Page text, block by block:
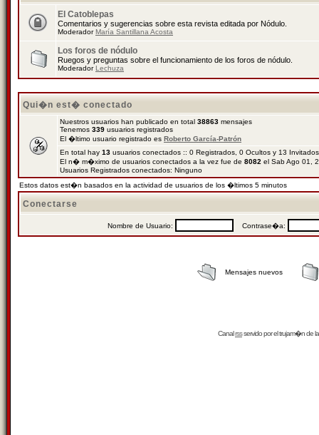
El Catoblepas
Comentarios y sugerencias sobre esta revista editada por Nódulo.
ModeradorMaría Santillana Acosta
Los foros de nódulo
Ruegos y preguntas sobre el funcionamiento de los foros de nódulo.
ModeradorLechuza
Qui�n est� conectado
Nuestros usuarios han publicado en total 38863 mensajes
Tenemos 339 usuarios registrados
El �ltimo usuario registrado es Roberto García-Patrón
En total hay 13 usuarios conectados :: 0 Registrados, 0 Ocultos y 13
El n� m�ximo de usuarios conectados a la vez fue de 8082 el Sab Ago 01,
Usuarios Registrados conectados: Ninguno
Estos datos est�n basados en la actividad de usuarios de los �ltimos 5 minutos
Conectarse
Nombre de Usuario: Contrase�a:
Mensajes nuevos
Canalrssservido por eltrujam�nde